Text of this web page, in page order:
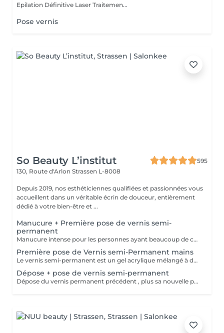
Epilation Définitive Laser Traitemen...
Pose vernis
So Beauty L’institut
595
130, Route d'Arlon Strassen L-8008
Depuis 2019, nos esthéticiennes qualifiées et passionnées vous
accueillent dans un véritable écrin de douceur, entièrement
dédié à votre bien-être et ...
Manucure + Première pose de vernis semi-
permanent
Manucure intense pour les personnes ayant beaucoup de cuticules + appliquer vernis semi permanent.
Première pose de Vernis semi-Permanent mains
Le vernis semi-permanent est un gel acrylique mélangé à du vernis, appliqué sur l'ongle et durci par des UV. Il a la même texture qu'un vernis classique, est aussi liquide et a encore plus de brillance. Il reste impeccable, sans ternir et sans s'écailler jusqu'à 18 jours.
Dépose + pose de vernis semi-permanent
Dépose du vernis permanent précédent , plus sa nouvelle pose.